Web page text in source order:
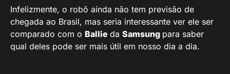
Infelizmente, o robô ainda não tem previsão de
chegada ao Brasil, mas seria interessante ver ele ser
comparado com o Ballie da Samsung para saber
qual deles pode ser mais útil em nosso dia a dia.